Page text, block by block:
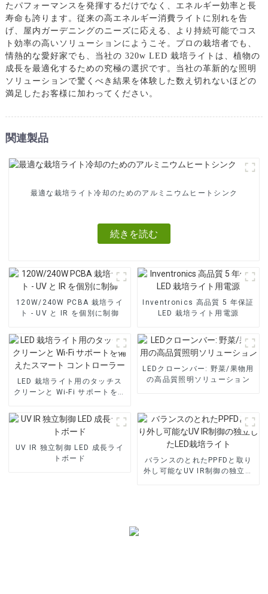
たパフォーマンスを発揮するだけでなく、エネルギー効率と長
寿命も誇ります。従来の高エネルギー消費ライトに別れを告
げ、屋内ガーデニングのニーズに応える、より持続可能でコス
ト効率の高いソリューションにようこそ。プロの栽培者でも、
情熱的な愛好家でも、当社の 320w LED 栽培ライトは、植物の
成長を最適化するための究極の選択です。当社の革新的な照明
ソリューションで驚くべき結果を体験した数え切れないほどの
満足したお客様に加わってください。
関連製品
最適な栽培ライト冷却のためのアルミニウムヒートシンク
続きを読む
120W/240W PCBA 栽培ライ
ト - UV と IR を個別に制御
Inventronics 高品質 5 年保証
LED 栽培ライト用電源
LED 栽培ライト用のタッチス
クリーンと Wi-Fi サポートを備
LEDクローンバー: 野菜/果物用
の高品質照明ソリューション
UV IR 独立制御 LED 成長ライ
トボード
バランスのとれたPPFDと取り
外し可能なUV IR制御の独立し